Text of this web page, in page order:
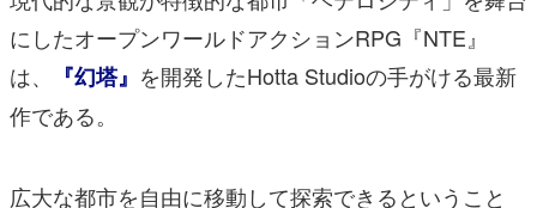
にしたオープンワールドアクションRPG『NTE』
は、
『幻塔』 を開発したHotta Studioの手がける最新
作である。
広大な都市を自由に移動して探索できるということ